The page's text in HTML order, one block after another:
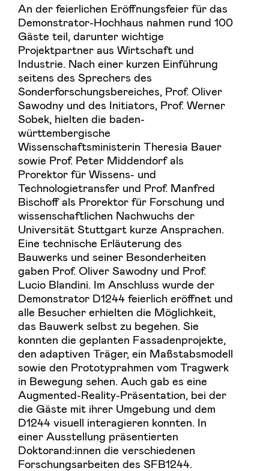
An der feierlichen Eröffnungsfeier für das
Demonstrator-Hochhaus nahmen rund 100
Gäste teil, darunter wichtige
Projektpartner aus Wirtschaft und
Industrie. Nach einer kurzen Einführung
seitens des Sprechers des
Sonderforschungsbereiches, Prof. Oliver
Sawodny und des Initiators, Prof. Werner
Sobek, hielten die baden-
württembergische
Wissenschaftsministerin Theresia Bauer
sowie Prof. Peter Middendorf als
Prorektor für Wissens- und
Technologietransfer und Prof. Manfred
Bischoff als Prorektor für Forschung und
wissenschaftlichen Nachwuchs der
Universität Stuttgart kurze Ansprachen.
Eine technische Erläuterung des
Bauwerks und seiner Besonderheiten
gaben Prof. Oliver Sawodny und Prof.
Lucio Blandini. Im Anschluss wurde der
Demonstrator D1244 feierlich eröffnet und
alle Besucher erhielten die Möglichkeit,
das Bauwerk selbst zu begehen. Sie
konnten die geplanten Fassadenprojekte,
den adaptiven Träger, ein Maßstabsmodell
sowie den Prototyprahmen vom Tragwerk
in Bewegung sehen. Auch gab es eine
Augmented-Reality-Präsentation, bei der
die Gäste mit ihrer Umgebung und dem
D1244 visuell interagieren konnten. In
einer Ausstellung präsentierten
Doktorand:innen die verschiedenen
Forschungsarbeiten des SFB1244.